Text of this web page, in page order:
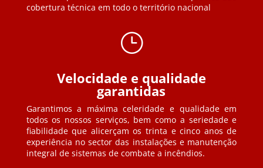
cobertura técnica em todo o território nacional
}
Velocidade e qualidade
garantidas
Garantimos a máxima celeridade e qualidade em
todos os nossos serviços, bem como a seriedade e
fiabilidade que alicerçam os trinta e cinco anos de
experiência no sector das instalações e manutenção
integral de sistemas de combate a incêndios.